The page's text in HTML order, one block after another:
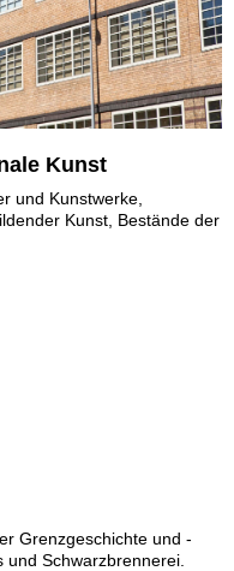
Kunst
und Kunstwerke,
Kunst, Bestände der
Grenzgeschichte und -
Schwarzbrennerei.